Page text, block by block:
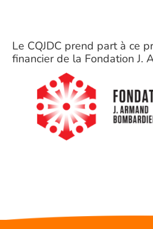
Le CQJDC prend part à ce
financier de la Fondation J.